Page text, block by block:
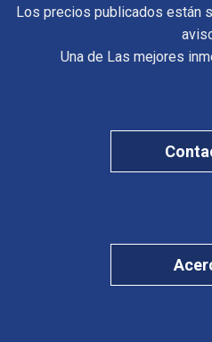
Los precios publicados están
Una de Las mejores